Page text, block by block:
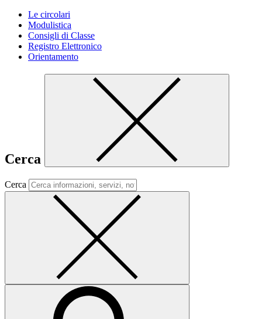
Le circolari
Modulistica
Consigli di Classe
Registro Elettronico
Orientamento
Cerca
Cerca